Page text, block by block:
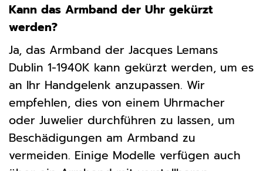
Kann das Armband der Uhr gekürzt
werden?
Ja, das Armband der Jacques Lemans
Dublin 1-1940K kann gekürzt werden, um es
an Ihr Handgelenk anzupassen. Wir
empfehlen, dies von einem Uhrmacher
oder Juwelier durchführen zu lassen, um
Beschädigungen am Armband zu
vermeiden. Einige Modelle verfügen auch